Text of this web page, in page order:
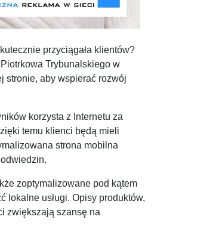
przyciągała klientów?
Trybunalskiego w
stronie, aby wspierać rozwój
korzysta z Internetu za
temu klienci będą mieli
strona mobilna
zoptymalizowane pod kątem
lokalne usługi. Opisy produktów,
zwiększają szansę na